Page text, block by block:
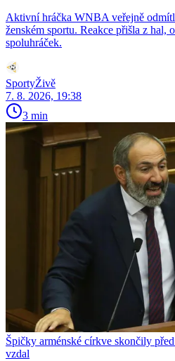
Aktivní hráčka WNBA veřejně
ženském sportu. Reakce přišla z hal,
spoluhráček.
SportyŽivě
7. 8. 2026, 19:38
3 min
Špičky arménské církve skončily
vzdal